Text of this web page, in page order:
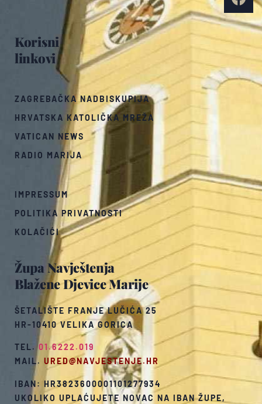
Župa Navještenja
Blažene Djevice Marije
ŠETALIŠTE FRANJE LUČIĆA 25
HR-10410 VELIKA GORICA
TEL.01.6222.019
MAIL. URED@NAVJESTENJE.HR
IBAN: HR3823600001101277934
UKOLIKO UPLAĆUJETE NOVAC NA IBAN ŽUPE,
Korisni
linkovi
ZAGREBAČKA NADBISKUPIJA
HRVATSKA KATOLIČKA MREŽA
VATICAN NEWS
RADIO MARIJA
IMPRESSUM
POLITIKA PRIVATNOSTI
KOLAČIĆI